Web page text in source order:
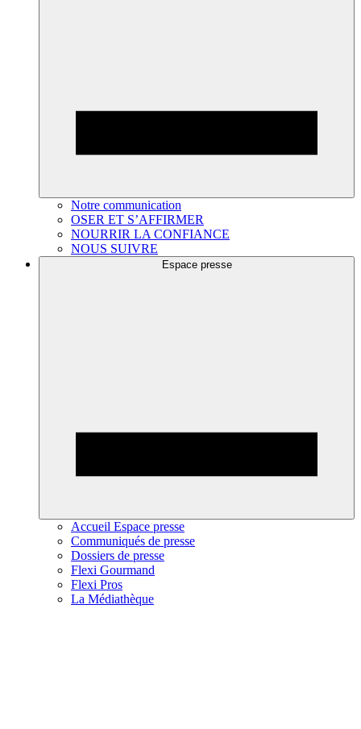
Notre communication
OSER ET S’AFFIRMER
NOURRIR LA CONFIANCE
NOUS SUIVRE
Espace presse
Accueil Espace presse
Communiqués de presse
Dossiers de presse
Flexi Gourmand
Flexi Pros
La Médiathèque